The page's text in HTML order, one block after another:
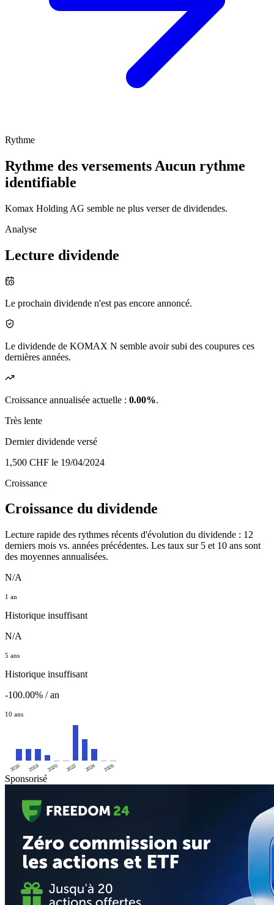
Rythme
Rythme des versements Aucun rythme
identifiable
Komax Holding AG semble ne plus verser de dividendes.
Analyse
Lecture dividende
Le prochain dividende n'est pas encore annoncé.
Le dividende de KOMAX N semble avoir subi des coupures ces
dernières années.
Croissance annualisée actuelle : 0.00%.
Très lente
Dernier dividende versé
1,500 CHF le 19/04/2024
Croissance
Croissance du dividende
Lecture rapide des rythmes récents d'évolution du dividende : 12
derniers mois vs. années précédentes. Les taux sur 5 et 10 ans sont
des moyennes annualisées.
N/A
1 an
Historique insuffisant
N/A
5 ans
Historique insuffisant
-100.00% / an
10 ans
2016 2018 2020 2022 2024 2026
Sponsorisé